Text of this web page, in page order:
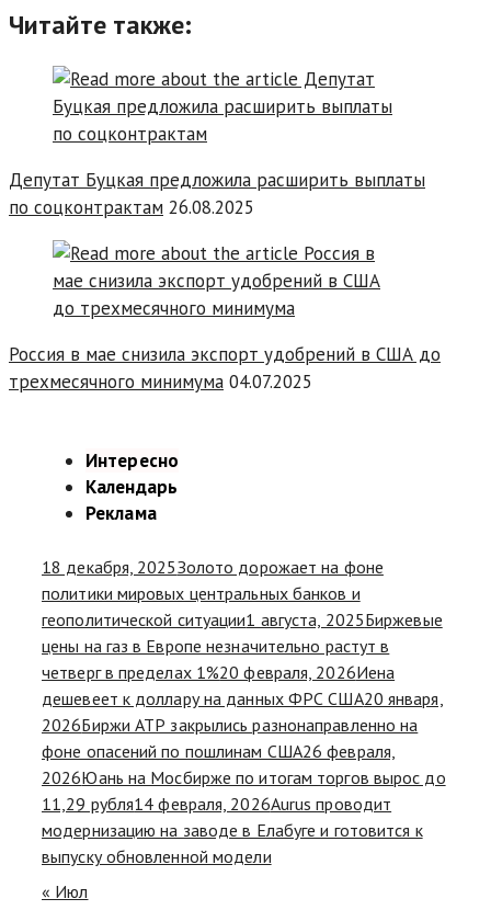
Читайте также:
Депутат Буцкая предложила расширить выплаты
по соцконтрактам 26.08.2025
Россия в мае снизила экспорт удобрений в США до
трехмесячного минимума 04.07.2025
Интересно
Календарь
Реклама
18 декабря, 2025Золото дорожает на фоне
политики мировых центральных банков и
геополитической ситуации1 августа, 2025Биржевые
цены на газ в Европе незначительно растут в
четверг в пределах 1%20 февраля, 2026Иена
дешевеет к доллару на данных ФРС США20 января,
2026Биржи АТР закрылись разнонаправленно на
фоне опасений по пошлинам США26 февраля,
2026Юань на Мосбирже по итогам торгов вырос до
11,29 рубля14 февраля, 2026Aurus проводит
модернизацию на заводе в Елабуге и готовится к
выпуску обновленной модели
« Июл